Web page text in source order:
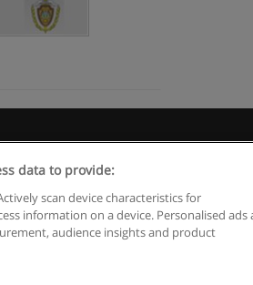
www.educaedu.ru
data to provide:
scan device characteristics for
information on a device. Personalised ads
audience insights and product